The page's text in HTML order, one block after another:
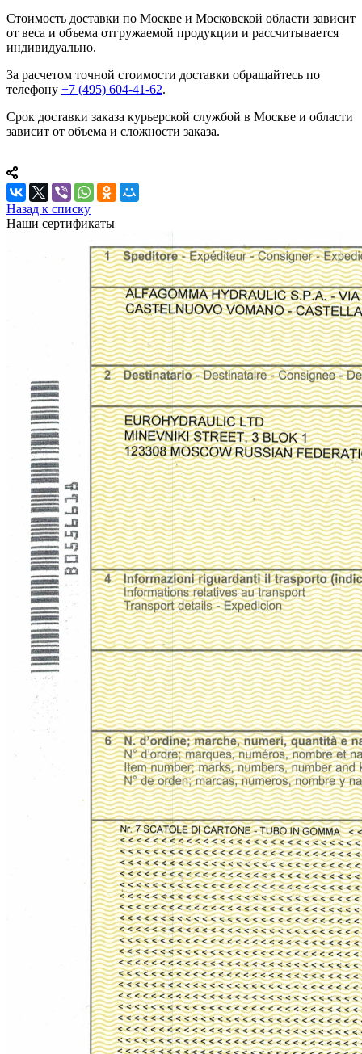
Стоимость доставки по Москве и Московской области зависит
от веса и объема отгружаемой продукции и рассчитывается
индивидуально.
За расчетом точной стоимости доставки обращайтесь по
телефону +7 (495) 604-41-62.
Срок доставки заказа курьерской службой в Москве и области
зависит от объема и сложности заказа.
Назад к списку
Наши сертификаты